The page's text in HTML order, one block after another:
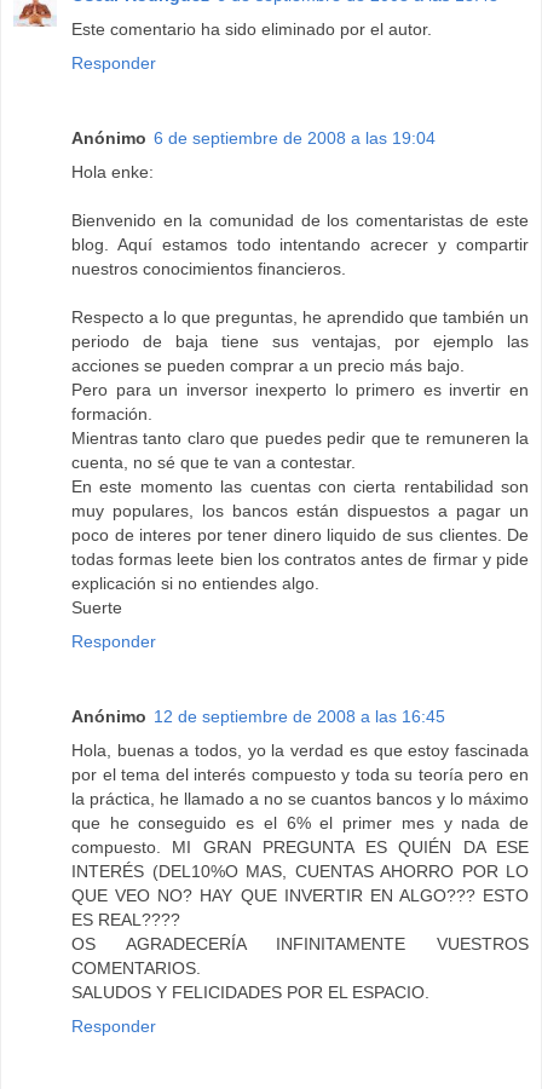
Este comentario ha sido eliminado por el autor.
Responder
Anónimo 6 de septiembre de 2008 a las 19:04
Hola enke:
Bienvenido en la comunidad de los comentaristas de este
blog. Aquí estamos todo intentando acrecer y compartir
nuestros conocimientos financieros.
Respecto a lo que preguntas, he aprendido que también un
periodo de baja tiene sus ventajas, por ejemplo las
acciones se pueden comprar a un precio más bajo.
Pero para un inversor inexperto lo primero es invertir en
formación.
Mientras tanto claro que puedes pedir que te remuneren la
cuenta, no sé que te van a contestar.
En este momento las cuentas con cierta rentabilidad son
muy populares, los bancos están dispuestos a pagar un
poco de interes por tener dinero liquido de sus clientes. De
todas formas leete bien los contratos antes de firmar y pide
explicación si no entiendes algo.
Suerte
Responder
Anónimo 12 de septiembre de 2008 a las 16:45
Hola, buenas a todos, yo la verdad es que estoy fascinada
por el tema del interés compuesto y toda su teoría pero en
la práctica, he llamado a no se cuantos bancos y lo máximo
que he conseguido es el 6% el primer mes y nada de
compuesto. MI GRAN PREGUNTA ES QUIÉN DA ESE
INTERÉS (DEL10%O MAS, CUENTAS AHORRO POR LO
QUE VEO NO? HAY QUE INVERTIR EN ALGO??? ESTO
ES REAL????
OS AGRADECERÍA INFINITAMENTE VUESTROS
COMENTARIOS.
SALUDOS Y FELICIDADES POR EL ESPACIO.
Responder